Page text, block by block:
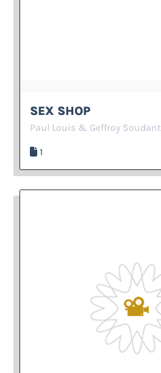
SEX SHOP
Paul Louis & Geffroy Soudant
1